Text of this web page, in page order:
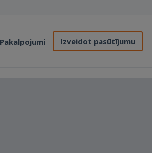
Pakalpojumi Izveidot pasūtījumu